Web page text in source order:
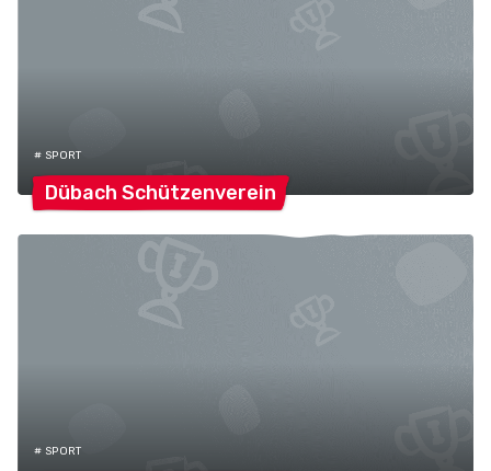
# SPORT
Dübach Schützenverein
# SPORT